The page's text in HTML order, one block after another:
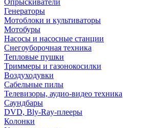
Опрыскиватели
Генераторы
Мотоблоки и культиваторы
Мотобуры
Насосы и насосные станции
Снегоуборочная техника
Тепловые пушки
Триммеры и газонокосилки
Воздуходувки
Сабельные пилы
Телевизоры, аудио-видео техника
Саундбары
DVD, Bly-Ray-плееры
Колонки